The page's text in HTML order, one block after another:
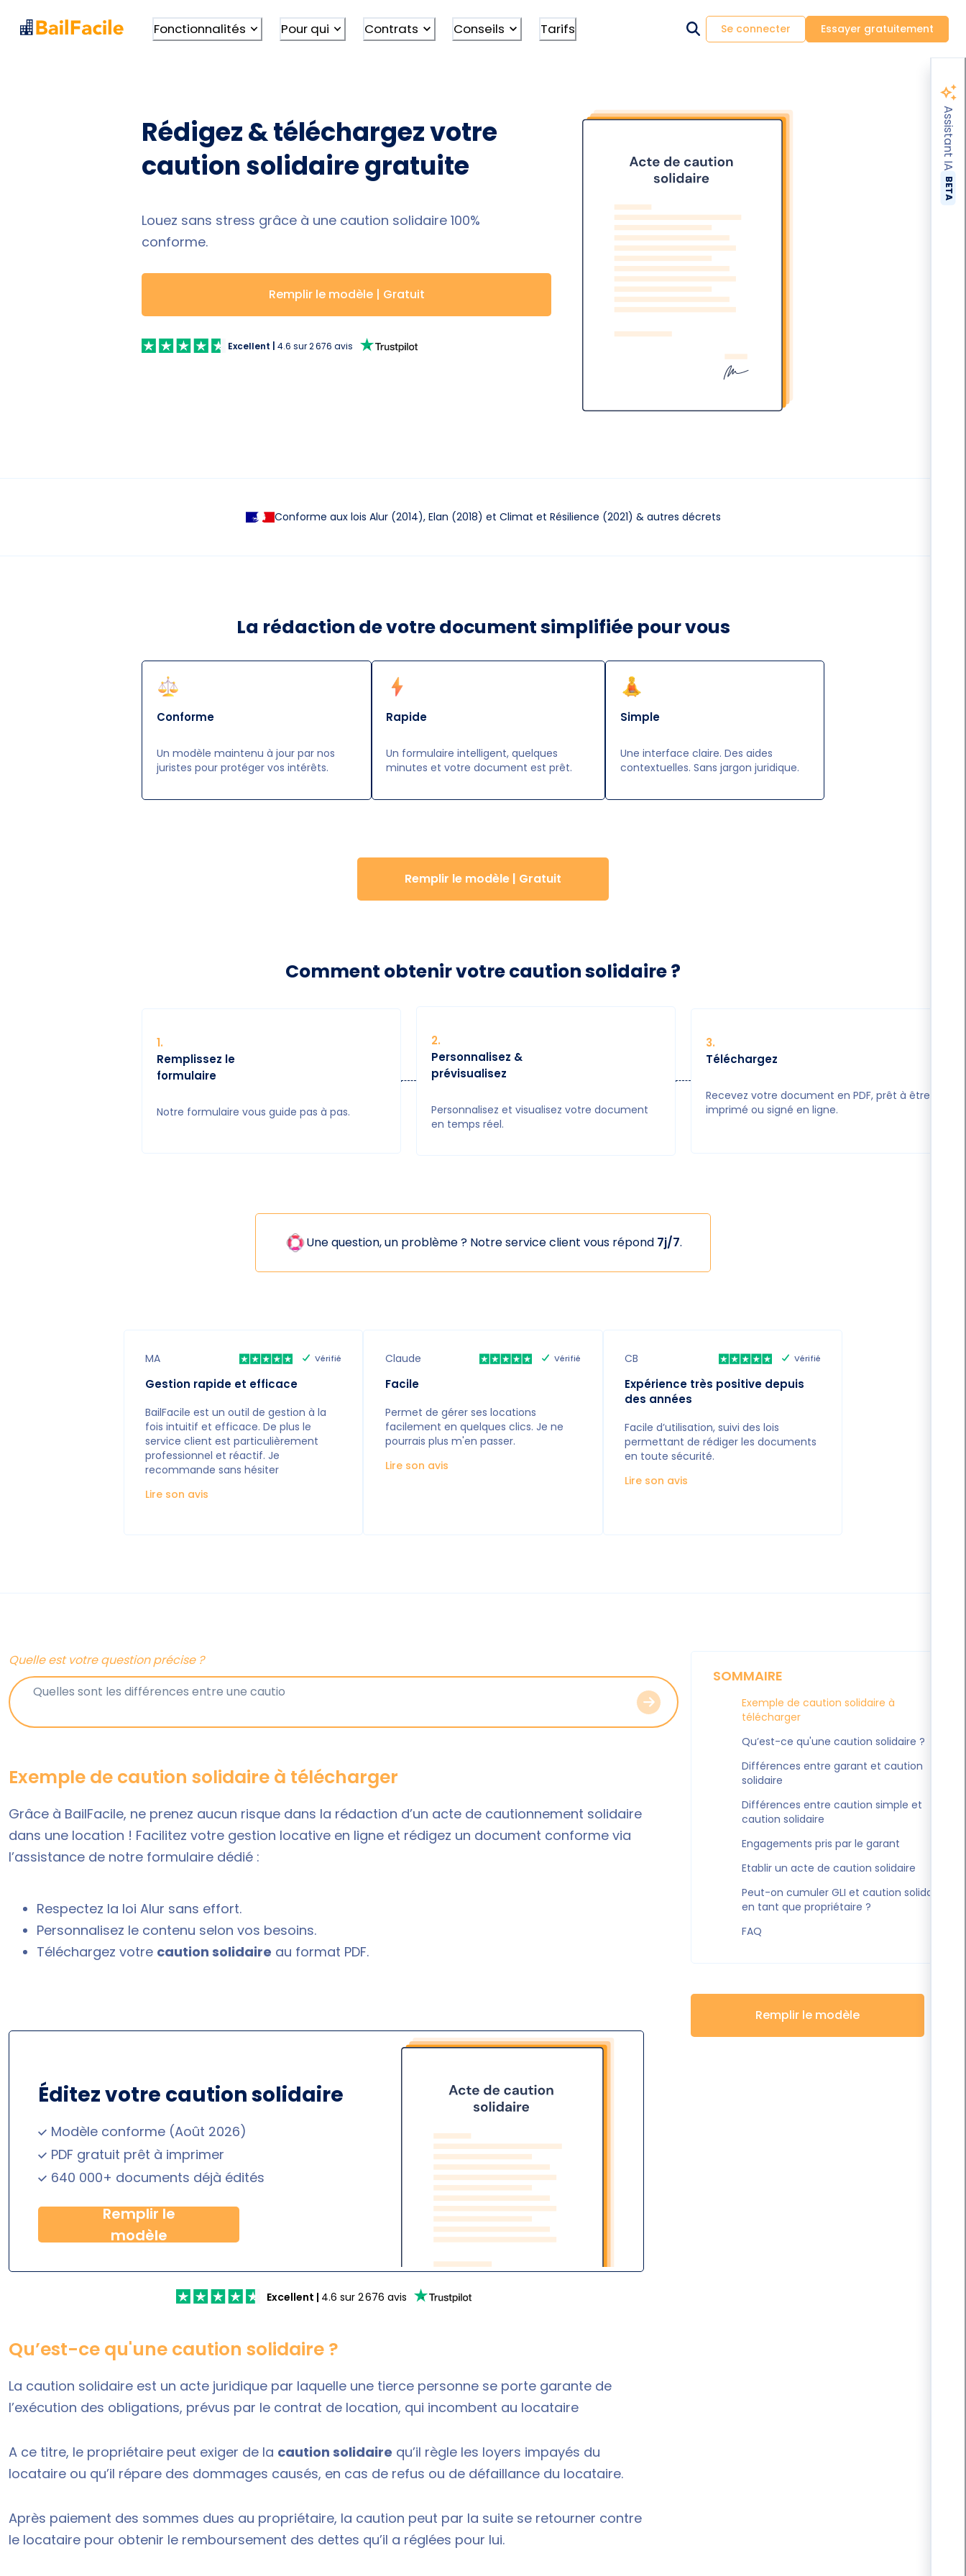
Assistant IA
BETA
Fonctionnalités Pour qui Contrats Conseils Tarifs Se connecter Essayer gratuitement
Rédigez & téléchargez votre
caution solidaire gratuite
Louez sans stress grâce à une caution solidaire 100%
conforme.
Remplir le modèle | Gratuit
Excellent 4.6 sur2 676 avis
Conforme aux lois Alur (2014), Elan (2018) et Climat et Résilience (2021) & autres décrets
La rédaction de votre document simplifiée pour vous
Conforme
Un modèle maintenu à jour par nos
juristes pour protéger vos intérêts.
Rapide
Un formulaire intelligent, quelques
minutes et votre document est prêt.
Simple
Une interface claire. Des aides
contextuelles. Sans jargon juridique.
Remplir le modèle | Gratuit
Comment obtenir votre caution solidaire ?
1.
Remplissez le
formulaire
Notre formulaire vous guide pas à pas.
2.
Personnalisez &
prévisualisez
Personnalisez et visualisez votre document
en temps réel.
3.
Téléchargez
Recevez votre document en PDF, prêt à être
imprimé ou signé en ligne.
Une question, un problème ? Notre service client vous répond 7j/7.
MA Vérifié
Gestion rapide et efficace
BailFacile est un outil de gestion à la
fois intuitif et efficace. De plus le
service client est particulièrement
professionnel et réactif. Je
recommande sans hésiter
Lire son avis
Claude Vérifié
Facile
Permet de gérer ses locations
facilement en quelques clics. Je ne
pourrais plus m'en passer.
Lire son avis
CB Vérifié
Expérience très positive depuis
des années
Facile d’utilisation, suivi des lois
permettant de rédiger les documents
en toute sécurité.
Lire son avis
Quelle est votre question précise ?
Exemple de caution solidaire à télécharger
Grâce à BailFacile, ne prenez aucun risque dans la rédaction d’un acte de cautionnement solidaire
dans une location ! Facilitez votre gestion locative en ligne et rédigez un document conforme via
l’assistance de notre formulaire dédié :
Respectez la loi Alur sans effort.
Personnalisez le contenu selon vos besoins.
Téléchargez votre caution solidaire au format PDF.
Éditez votre caution solidaire
Modèle conforme (Août 2026)
PDF gratuit prêt à imprimer
640 000+ documents déjà édités
Remplir le
modèle
Excellent | 4.6 sur 2 676 avis
Qu’est-ce qu'une caution solidaire ?
La caution solidaire est un acte juridique par laquelle une tierce personne se porte garante de
l’exécution des obligations, prévus par le contrat de location, qui incombent au locataire
A ce titre, le propriétaire peut exiger de la caution solidaire qu’il règle les loyers impayés du
locataire ou qu’il répare des dommages causés, en cas de refus ou de défaillance du locataire.
Après paiement des sommes dues au propriétaire, la caution peut par la suite se retourner contre
le locataire pour obtenir le remboursement des dettes qu’il a réglées pour lui.
SOMMAIRE
Exemple de caution solidaire à
télécharger
Qu’est-ce qu'une caution solidaire ?
Différences entre garant et caution
solidaire
Différences entre caution simple et
caution solidaire
Engagements pris par le garant
Etablir un acte de caution solidaire
Peut-on cumuler GLI et caution solidaire
en tant que propriétaire ?
FAQ
Remplir le modèle